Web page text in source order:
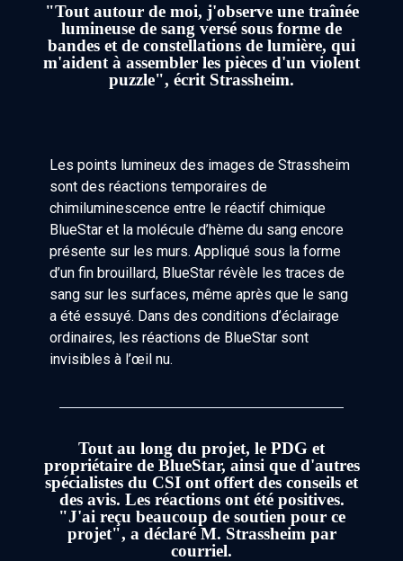
"Tout autour de moi, j'observe une traînée
lumineuse de sang versé sous forme de
bandes et de constellations de lumière, qui
m'aident à assembler les pièces d'un violent
puzzle", écrit Strassheim.
Les points lumineux des images de Strassheim
sont des réactions temporaires de
chimiluminescence entre le réactif chimique
BlueStar et la molécule d’hème du sang encore
présente sur les murs. Appliqué sous la forme
d’un fin brouillard, BlueStar révèle les traces de
sang sur les surfaces, même après que le sang
a été essuyé. Dans des conditions d’éclairage
ordinaires, les réactions de BlueStar sont
invisibles à l’œil nu.
Tout au long du projet, le PDG et
propriétaire de BlueStar, ainsi que d'autres
spécialistes du CSI ont offert des conseils et
des avis. Les réactions ont été positives.
"J'ai reçu beaucoup de soutien pour ce
projet", a déclaré M. Strassheim par
courriel.